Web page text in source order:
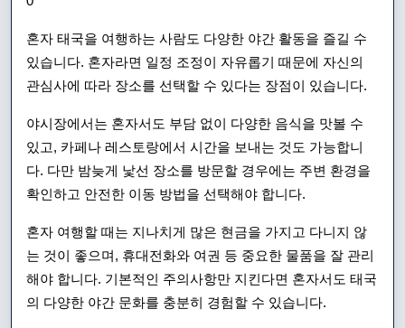
혼자 태국을 여행하는 사람도 다양한 야간 활동을 즐길 수
있습니다. 혼자라면 일정 조정이 자유롭기 때문에 자신의
관심사에 따라 장소를 선택할 수 있다는 장점이 있습니다.
야시장에서는 혼자서도 부담 없이 다양한 음식을 맛볼 수
있고, 카페나 레스토랑에서 시간을 보내는 것도 가능합니
다. 다만 밤늦게 낯선 장소를 방문할 경우에는 주변 환경을
확인하고 안전한 이동 방법을 선택해야 합니다.
혼자 여행할 때는 지나치게 많은 현금을 가지고 다니지 않
는 것이 좋으며, 휴대전화와 여권 등 중요한 물품을 잘 관리
해야 합니다. 기본적인 주의사항만 지킨다면 혼자서도 태국
의 다양한 야간 문화를 충분히 경험할 수 있습니다.